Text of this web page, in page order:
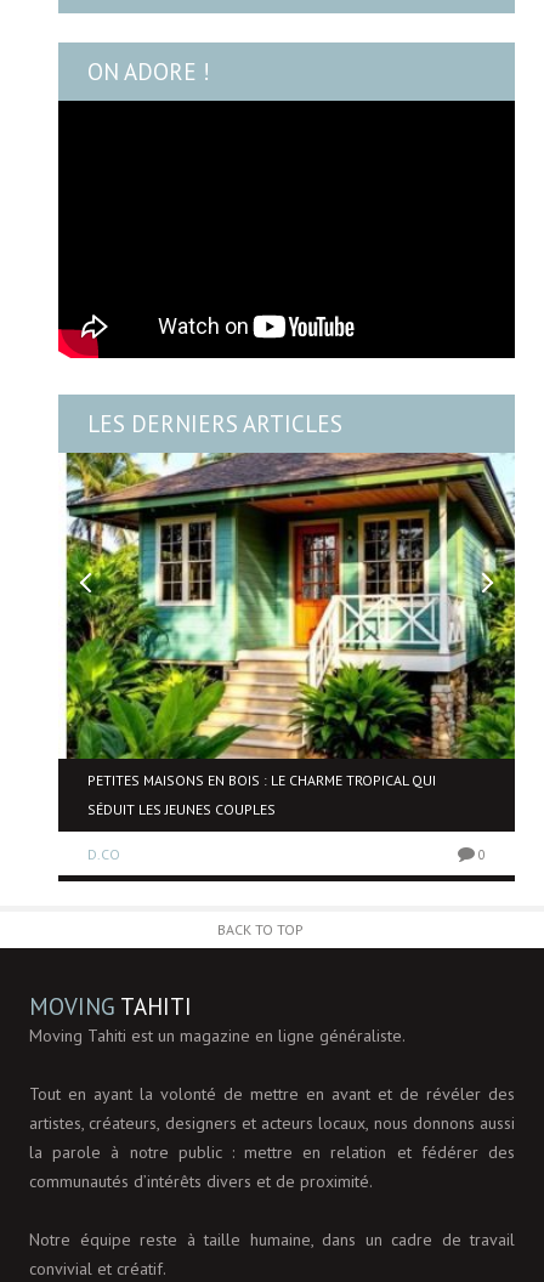
ON ADORE !
LES DERNIERS ARTICLES
PETITES MAISONS EN BOIS : LE CHARME TROPICAL QUI
SÉDUIT LES JEUNES COUPLES
D.CO 0
BACK TO TOP
MOVING TAHITI
Moving Tahiti est un magazine en ligne généraliste.
Tout en ayant la volonté de mettre en avant et de révéler des
artistes, créateurs, designers et acteurs locaux, nous donnons aussi
la parole à notre public : mettre en relation et fédérer des
communautés d’intérêts divers et de proximité.
Notre équipe reste à taille humaine, dans un cadre de travail
convivial et créatif.